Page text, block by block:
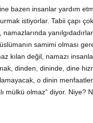
bazen insanlar yardım
istiyorlar. Tabii çapı
samimi olması
değil, namazı
dinden, dininde, dine
o dinin
mülkü olmaz” diyor. Niye?